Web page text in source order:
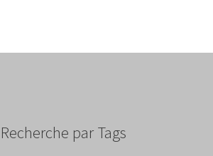
Recherche par Tags